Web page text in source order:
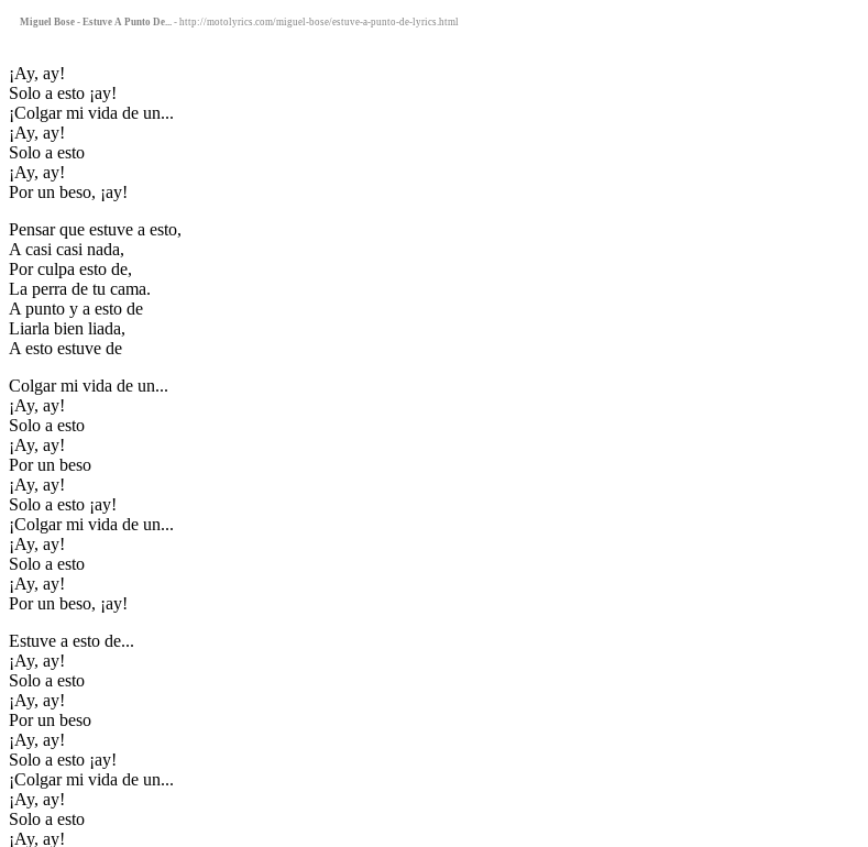
Miguel Bose - Estuve A Punto De... - http://motolyrics.com/miguel-bose/estuve-a-punto-de-lyrics.html
¡Ay, ay!
Solo a esto ¡ay!
¡Colgar mi vida de un...
¡Ay, ay!
Solo a esto
¡Ay, ay!
Por un beso, ¡ay!
Pensar que estuve a esto,
A casi casi nada,
Por culpa esto de,
La perra de tu cama.
A punto y a esto de
Liarla bien liada,
A esto estuve de
Colgar mi vida de un...
¡Ay, ay!
Solo a esto
¡Ay, ay!
Por un beso
¡Ay, ay!
Solo a esto ¡ay!
¡Colgar mi vida de un...
¡Ay, ay!
Solo a esto
¡Ay, ay!
Por un beso, ¡ay!
Estuve a esto de...
¡Ay, ay!
Solo a esto
¡Ay, ay!
Por un beso
¡Ay, ay!
Solo a esto ¡ay!
¡Colgar mi vida de un...
¡Ay, ay!
Solo a esto
¡Ay, ay!